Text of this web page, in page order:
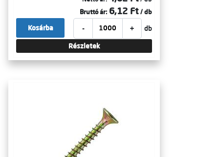
Bruttó ár: 6,12 Ft / db
- + db
Kosárba
Részletek